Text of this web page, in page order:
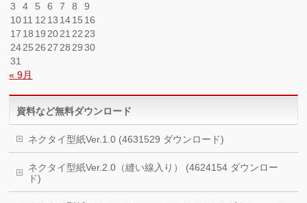
3
4 5 6 7 8
9
1011 12 13 1415 16
17 18 19 2021 22 23
2425 26 27 28 29 30
31
« 9月
資料など無料ダウンロード
ネクタイ型紙Ver.1.0 (4631529 ダウンロード)
ネクタイ型紙Ver.2.0（縫い線入り） (4624154 ダウンロー
ド)